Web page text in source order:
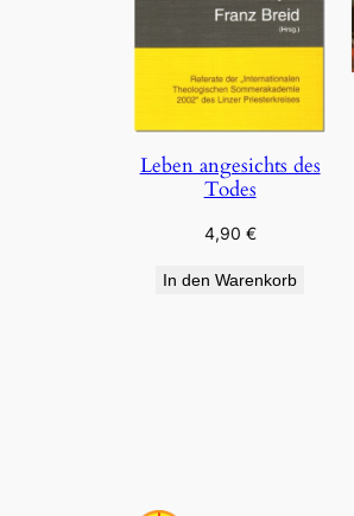
Leben angesichts des
Todes
4,90 €
In den Warenkorb